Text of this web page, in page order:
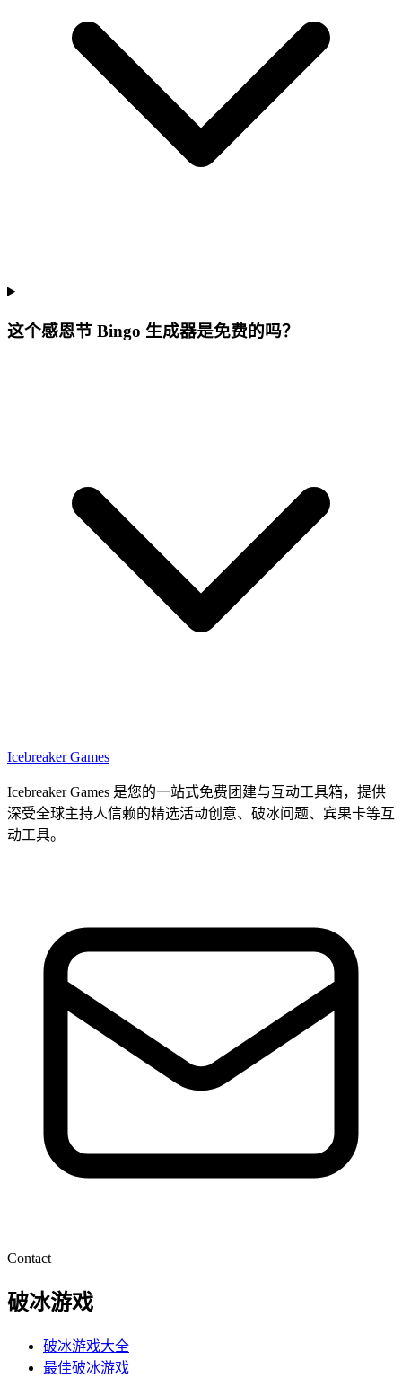
这个感恩节 Bingo 生成器是免费的吗？
Icebreaker Games
Icebreaker Games 是您的一站式免费团建与互动工具箱，提供
深受全球主持人信赖的精选活动创意、破冰问题、宾果卡等互
动工具。
Contact
破冰游戏
破冰游戏大全
最佳破冰游戏